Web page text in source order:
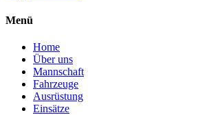
Menü
Home
Über uns
Mannschaft
Fahrzeuge
Ausrüstung
Einsätze